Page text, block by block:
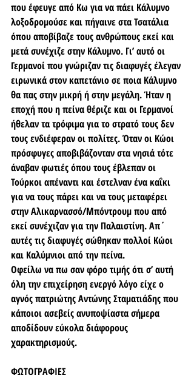
που έφευγε από Κω για να πάει Κάλυμνο
λοξοδρομούσε και πήγαινε στα Τσατάλια
όπου αποβίβαζε τους ανθρώπους εκεί και
μετά συνέχιζε στην Κάλυμνο. Γι’ αυτό οι
Γερμανοί που γνώριζαν τις διαφυγές έλεγαν
ειρωνικά στον καπετάνιο σε ποια Κάλυμνο
θα πας στην μικρή ή στην μεγάλη. Ήταν η
εποχή που η πείνα θέριζε και οι Γερμανοί
ήθελαν τα τρόφιμα για το στρατό τους δεν
τους ενδιέφεραν οι πολίτες. Όταν οι Κώοι
πρόσφυγες αποβιβάζονταν στα νησιά τότε
άναβαν φωτιές όπου τους έβλεπαν οι
Τούρκοι απέναντι και έστελναν ένα καΐκι
για να τους πάρει και να τους μεταφέρει
στην Αλικαρνασσό/Μπόντρουμ που από
εκεί συνέχιζαν για την Παλαιστίνη. Απ΄
αυτές τις διαφυγές σώθηκαν πολλοί Κώοι
και Καλύμνιοι από την πείνα.
Οφείλω να πω σαν φόρο τιμής ότι σ’ αυτή
όλη την επιχείρηση ενεργό λόγο είχε ο
αγνός πατριώτης Αντώνης Σταματιάδης που
κάποιοι ασεβείς ανυποψίαστα σήμερα
αποδίδουν εύκολα διάφορους
χαρακτηρισμούς.
ΦΩΤΟΓΡΑΦΙΕΣ